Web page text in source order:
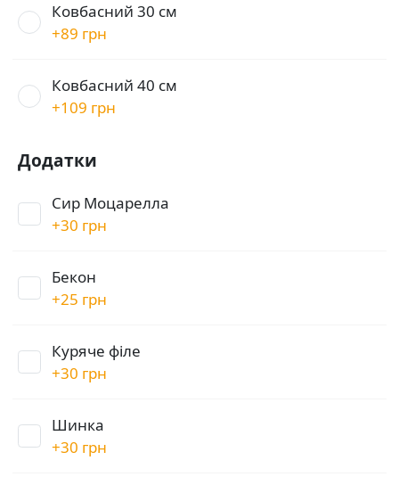
Ковбасний 30 см
+89 грн
Ковбасний 40 см
+109 грн
Додатки
Сир Моцарелла
+30 грн
Бекон
+25 грн
Куряче філе
+30 грн
Шинка
+30 грн